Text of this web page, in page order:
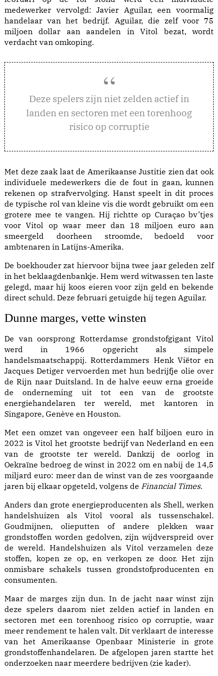
medewerker vervolgd: Javier Aguilar, een voormalig
handelaar van het bedrijf. Aguilar, die zelf voor 75
miljoen dollar aan aandelen in Vitol bezat, wordt
verdacht van omkoping.
Deze spelers zijn niet zelden actief in
landen en sectoren met een torenhoog
risico op corruptie
Met deze zaak laat de Amerikaanse Justitie zien dat ook
individuele medewerkers die de fout in gaan, kunnen
rekenen op strafvervolging. Hanst speelt in dit proces
de typische rol van kleine vis die wordt gebruikt om een
grotere mee te vangen. Hij richtte op Curaçao bv’tjes
voor Vitol op waar meer dan 18 miljoen euro aan
smeergeld doorheen stroomde, bedoeld voor
ambtenaren in Latijns-Amerika.
De boekhouder zat hiervoor bijna twee jaar geleden zelf
in het beklaagdenbankje. Hem werd witwassen ten laste
gelegd, maar hij koos eieren voor zijn geld en bekende
direct schuld. Deze februari getuigde hij tegen Aguilar.
Dunne marges, vette winsten
De van oorsprong Rotterdamse grondstofgigant Vitol
werd in 1966 opgericht als simpele
handelsmaatschappij. Rotterdammers Henk Viëtor en
Jacques Detiger vervoerden met hun bedrijfje olie over
de Rijn naar Duitsland. In de halve eeuw erna groeide
de onderneming uit tot een van de grootste
energiehandelaren ter wereld, met kantoren in
Singapore, Genève en Houston.
Met een omzet van ongeveer een half biljoen euro in
2022 is Vitol het grootste bedrijf van Nederland en een
van de grootste ter wereld. Dankzij de oorlog in
Oekraïne bedroeg de winst in 2022 om en nabij de 14,5
miljard euro: meer dan de winst van de zes voorgaande
jaren bij elkaar opgeteld, volgens de Financial Times.
Anders dan grote energieproducenten als Shell, werken
handelshuizen als Vitol vooral als tussenschakel.
Goudmijnen, olieputten of andere plekken waar
grondstoffen worden gedolven, zijn wijdverspreid over
de wereld. Handelshuizen als Vitol verzamelen deze
stoffen, kopen ze op, en verkopen ze door. Het zijn
onmisbare schakels tussen grondstofproducenten en
consumenten.
Maar de marges zijn dun. In de jacht naar winst zijn
deze spelers daarom niet zelden actief in landen en
sectoren met een torenhoog risico op corruptie, waar
meer rendement te halen valt. Dit verklaart de interesse
van het Amerikaanse Openbaar Ministerie in grote
grondstoffenhandelaren. De afgelopen jaren startte het
onderzoeken naar meerdere bedrijven (zie kader).